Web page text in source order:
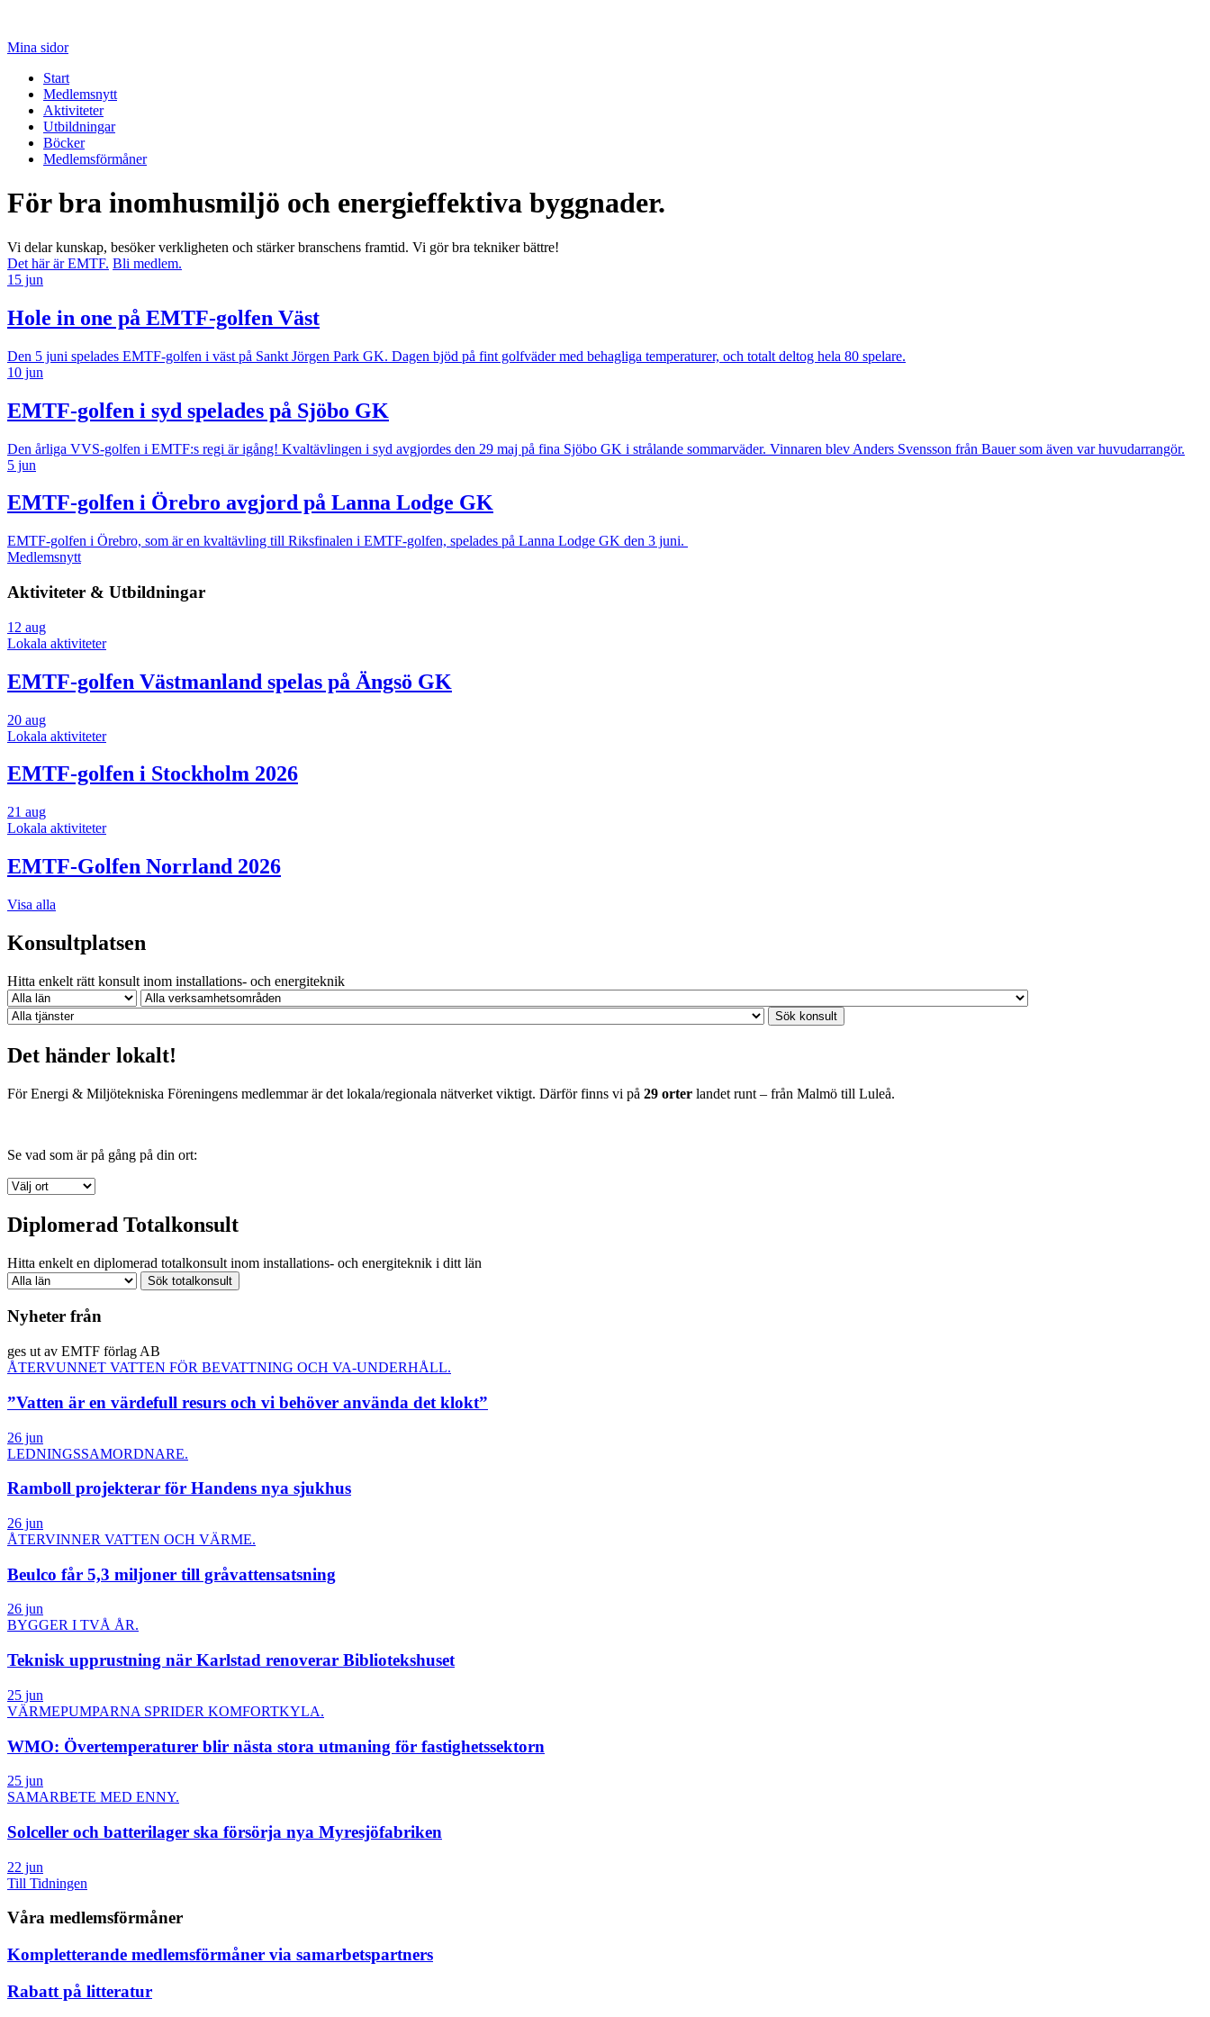
Mina sidor
Start
Medlemsnytt
Aktiviteter
Utbildningar
Böcker
Medlemsförmåner
För bra inomhusmiljö och energieffektiva byggnader.
Vi delar kunskap, besöker verkligheten och stärker branschens framtid. Vi gör bra tekniker bättre!
Det här är EMTF. Bli medlem.
15 jun
Hole in one på EMTF-golfen Väst
Den 5 juni spelades EMTF-golfen i väst på Sankt Jörgen Park GK. Dagen bjöd på fint golfväder med behagliga temperaturer, och totalt deltog hela 80 spelare.
10 jun
EMTF-golfen i syd spelades på Sjöbo GK
Den årliga VVS-golfen i EMTF:s regi är igång! Kvaltävlingen i syd avgjordes den 29 maj på fina Sjöbo GK i strålande sommarväder. Vinnaren blev Anders Svensson från Bauer som även var huvudarrangör.
5 jun
EMTF-golfen i Örebro avgjord på Lanna Lodge GK
EMTF-golfen i Örebro, som är en kvaltävling till Riksfinalen i EMTF-golfen, spelades på Lanna Lodge GK den 3 juni.
Medlemsnytt
Aktiviteter & Utbildningar
12 aug
Lokala aktiviteter
EMTF-golfen Västmanland spelas på Ängsö GK
20 aug
Lokala aktiviteter
EMTF-golfen i Stockholm 2026
21 aug
Lokala aktiviteter
EMTF-Golfen Norrland 2026
Visa alla
Konsultplatsen
Hitta enkelt rätt konsult inom installations- och energiteknik
Det händer lokalt!
För Energi & Miljötekniska Föreningens medlemmar är det lokala/regionala nätverket viktigt. Därför finns vi på 29 orter landet runt – från Malmö till Luleå.
Se vad som är på gång på din ort:
Diplomerad Totalkonsult
Hitta enkelt en diplomerad totalkonsult inom installations- och energiteknik i ditt län
Nyheter från
ges ut av EMTF förlag AB
ÅTERVUNNET VATTEN FÖR BEVATTNING OCH VA-UNDERHÅLL.
”Vatten är en värdefull resurs och vi behöver använda det klokt”
26 jun
LEDNINGSSAMORDNARE.
Ramboll projekterar för Handens nya sjukhus
26 jun
ÅTERVINNER VATTEN OCH VÄRME.
Beulco får 5,3 miljoner till gråvattensatsning
26 jun
BYGGER I TVÅ ÅR.
Teknisk upprustning när Karlstad renoverar Bibliotekshuset
25 jun
VÄRMEPUMPARNA SPRIDER KOMFORTKYLA.
WMO: Övertemperaturer blir nästa stora utmaning för fastighetssektorn
25 jun
SAMARBETE MED ENNY.
Solceller och batterilager ska försörja nya Myresjöfabriken
22 jun
Till Tidningen
Våra medlemsförmåner
Kompletterande medlemsförmåner via samarbetspartners
Rabatt på litteratur